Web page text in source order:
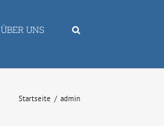
ÜBER UNS
Startseite admin